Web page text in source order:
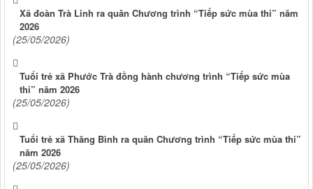
Xã đoàn Trà Linh ra quân Chương trình “Tiếp sức mùa thi” năm
2026
(25/05/2026)
Tuổi trẻ xã Phước Trà đồng hành chương trình “Tiếp sức mùa
thi” năm 2026
(25/05/2026)
Tuổi trẻ xã Thăng Bình ra quân Chương trình “Tiếp sức mùa thi”
năm 2026
(25/05/2026)